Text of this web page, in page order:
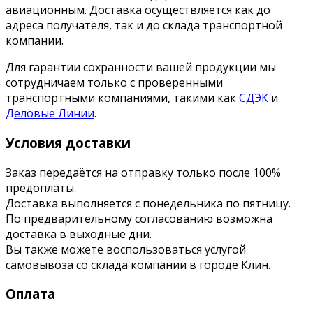
авиационным. Доставка осуществляется как до
адреса получателя, так и до склада транспортной
компании.
Для гарантии сохранности вашей продукции мы
сотрудничаем только с проверенными
транспортными компаниями, такими какСДЭК и
Деловые Линии.
Условия доставки
Заказ передаётся на отправку только после 100%
предоплаты.
Доставка выполняется с понедельника по пятницу.
По предварительному согласованию возможна
доставка в выходные дни.
Вы также можете воспользоваться услугой
самовывоза со склада компании в городе Клин.
Оплата